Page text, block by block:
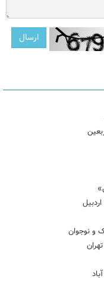
و نوجوان